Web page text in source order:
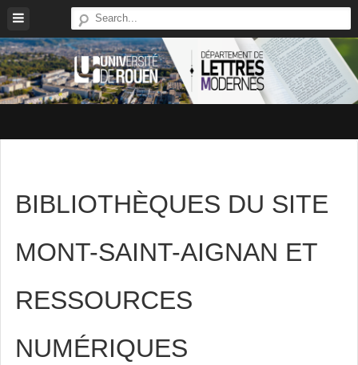
content
BIBLIOTHÈQUES DU SITE
MONT-SAINT-AIGNAN ET
RESSOURCES
NUMÉRIQUES